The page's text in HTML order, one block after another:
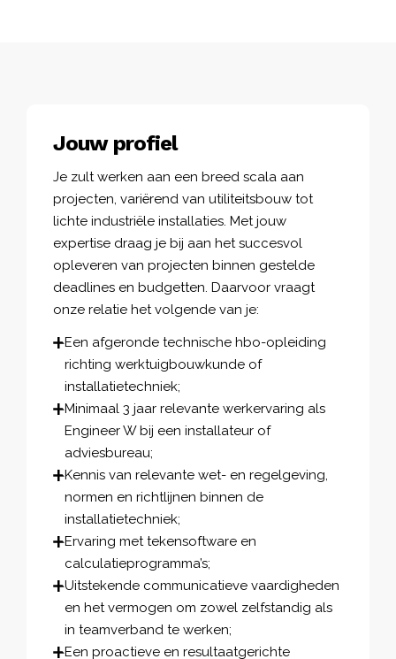
Jouw profiel
Je zult werken aan een breed scala aan
projecten, variërend van utiliteitsbouw tot
lichte industriële installaties. Met jouw
expertise draag je bij aan het succesvol
opleveren van projecten binnen gestelde
deadlines en budgetten. Daarvoor vraagt
onze relatie het volgende van je:
Een afgeronde technische hbo-opleiding
richting werktuigbouwkunde of
installatietechniek;
Minimaal 3 jaar relevante werkervaring als
Engineer W bij een installateur of
adviesbureau;
Kennis van relevante wet- en regelgeving,
normen en richtlijnen binnen de
installatietechniek;
Ervaring met tekensoftware en
calculatieprogramma’s;
Uitstekende communicatieve vaardigheden
en het vermogen om zowel zelfstandig als
in teamverband te werken;
Een proactieve en resultaatgerichte